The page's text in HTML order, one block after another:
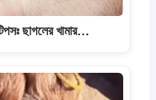
ছাগলের খামার…